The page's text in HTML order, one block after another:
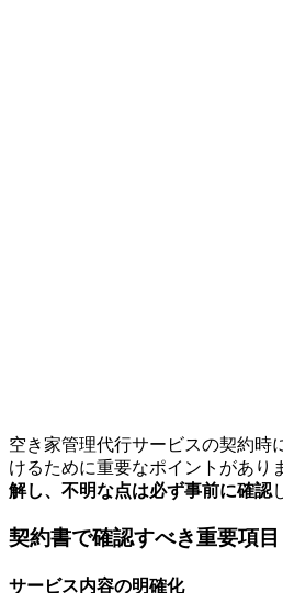
空き家管理代行サービスの契約時
けるために重要なポイントがあり
解し、不明な点は必ず事前に確認
契約書で確認すべき重要項目
サービス内容の明確化